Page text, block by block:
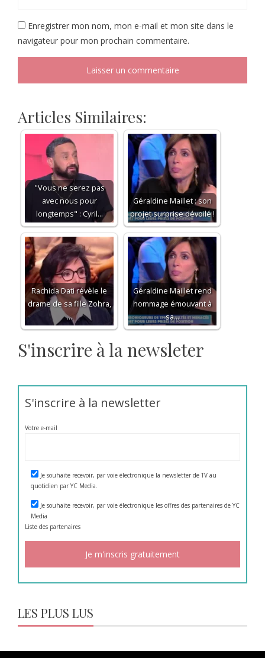
Enregistrer mon nom, mon e-mail et mon site dans le
navigateur pour mon prochain commentaire.
Articles Similaires:
"Vous ne serez pas
avec nous pour
longtemps" : Cyril…
Géraldine Maillet : son
projet surprise dévoilé !
Rachida Dati révèle le
drame de sa fille Zohra,
…
Géraldine Maillet rend
hommage émouvant à
sa…
S'inscrire à la newsleter
S'inscrire à la newsletter
Votre e-mail
Je souhaite recevoir, par voie électronique la newsletter de TV au
quotidien par YC Media.
Je souhaite recevoir, par voie électronique les offres des partenaires de YC
Media
Liste des partenaires
LES PLUS LUS